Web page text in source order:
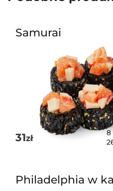
Samurai
31zł
8
Philadelphia w